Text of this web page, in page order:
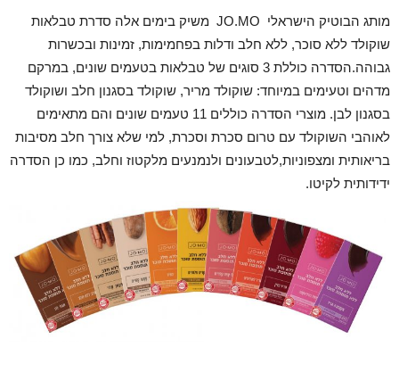
מותג הבוטיק הישראלי JO.MO משיק בימים אלה סדרת טבלאות
שוקולד ללא סוכר, ללא חלב ודלות בפחמימות, זמינות ובכשרות
גבוהה.הסדרה כוללת 3 סוגים של טבלאות בטעמים שונים, במרקם
מדהים וטעימים במיוחד: שוקולד מריר, שוקולד בסגנון חלב ושוקולד
בסגנון לבן. מוצרי הסדרה כוללים 11 טעמים שונים והם מתאימים
לאוהבי השוקולד עם טרום סכרת וסכרת, למי שלא צורך חלב מסיבות
בריאותית ומצפוניות,לטבעונים ולנמנעים מלקטוז וחלב, כמו כן הסדרה
ידידותית לקיטו.